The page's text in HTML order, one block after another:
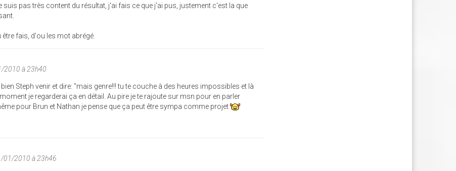
suis pas très content du résultat, j'ai fais ce que j'ai pus, justement c'est la que
fais, d'ou les mot abrégé.
2010 à 23h40
bien Steph venir et dire: "mais genre!!! tu te couche à des heures impossibles et là
je regarderai ça en détail. Au pire je te rajoute sur msn pour en parler
pour Brun et Nathan je pense que ça peut être sympa comme projet
01/2010 à 23h46